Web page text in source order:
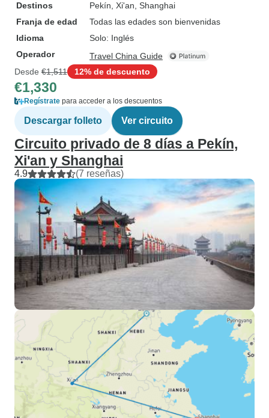
Destinos
Pekín , Xi'an , Shanghai
Franja de edad
Todas las edades son bienvenidas
Idioma
Solo: Inglés
Operador
Travel China Guide
Desde €1,511 12% de descuento
€1,330
Regístrate para acceder a los descuentos
Descargar folleto Ver circuito
Circuito privado de 8 días a Pekín,
Xi'an y Shanghai
4.9 (7 reseñas)